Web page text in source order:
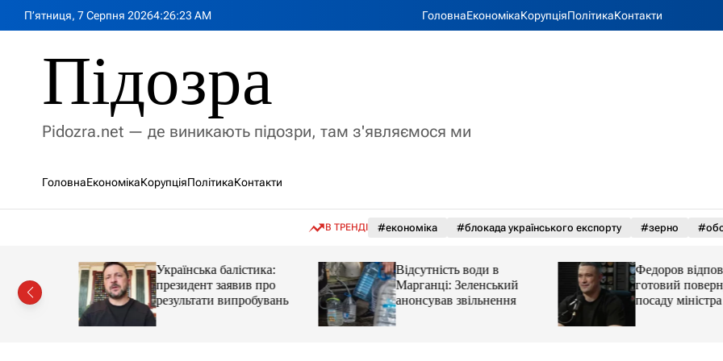
П’ятниця, 7 Серпня 20264:26:25 AM ГоловнаЕкономікаКорупціяПолітикаКонтакти
Підозра
Pidozra.net — де виникають підозри, там з'являємося ми
ГоловнаЕкономікаКорупціяПолітикаКонтакти
В ТРЕНДІ #економіка #блокада українського експорту #зерно
із
Українська балістика:
президент заявив про
результати випробувань
Відсутність води в
Марганці: Зеленський
анонсував звільнення
Федоров
готовий
посаду міністра